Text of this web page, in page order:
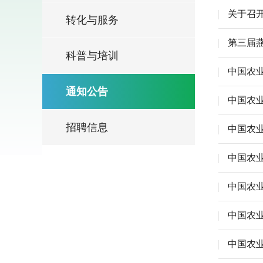
转化与服务
科普与培训
通知公告
招聘信息
关于召
第三届
中国农
中国农
中国农
中国农
中国农
中国农
中国农